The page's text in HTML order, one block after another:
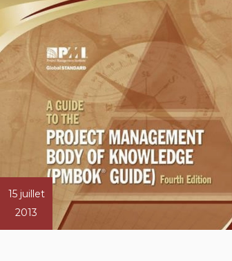
15 juillet
2013